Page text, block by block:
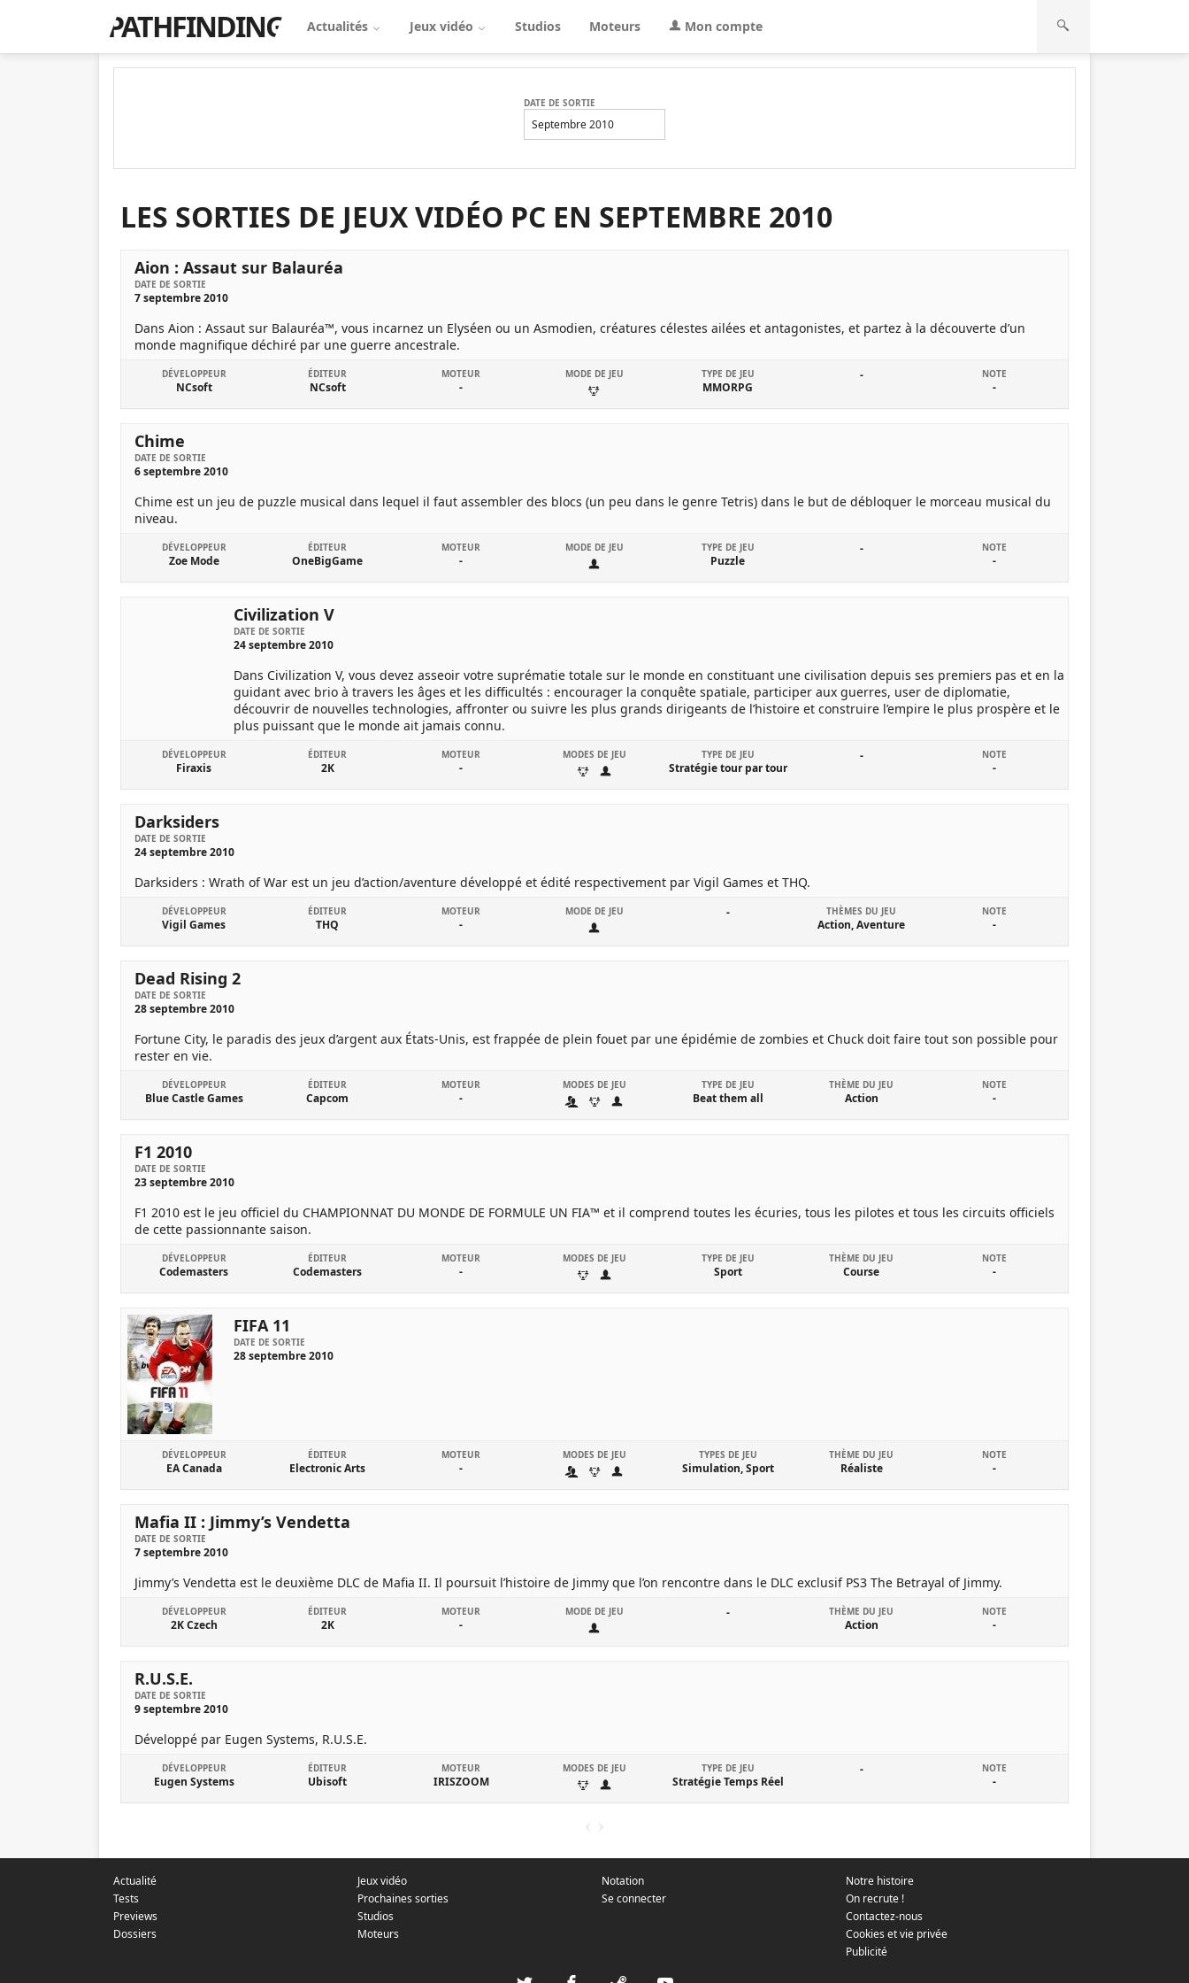
PATHFINDING Actualités Jeux vidéo Studios Moteurs Mon compte
DATE DE SORTIE
Septembre 2010
LES SORTIES DE JEUX VIDÉO PC EN SEPTEMBRE 2010
Aion : Assaut sur Balauréa
DATE DE SORTIE
7 septembre 2010
Dans Aion : Assaut sur Balauréa™, vous incarnez un Elyséen ou un Asmodien, créatures célestes ailées et antagonistes, et partez à la découverte d’un
monde magnifique déchiré par une guerre ancestrale.
DÉVELOPPEUR
NCsoft
ÉDITEUR
NCsoft
MOTEUR
-
MODE DE JEU TYPE DE JEU
MMORPG
- NOTE
-
Chime
DATE DE SORTIE
6 septembre 2010
Chime est un jeu de puzzle musical dans lequel il faut assembler des blocs (un peu dans le genre Tetris) dans le but de débloquer le morceau musical du
niveau.
DÉVELOPPEUR
Zoe Mode
ÉDITEUR
OneBigGame
MOTEUR
-
MODE DE JEU TYPE DE JEU
Puzzle
- NOTE
-
Civilization V
DATE DE SORTIE
24 septembre 2010
Dans Civilization V, vous devez asseoir votre suprématie totale sur le monde en constituant une civilisation depuis ses premiers pas et en la
guidant avec brio à travers les âges et les difficultés : encourager la conquête spatiale, participer aux guerres, user de diplomatie,
découvrir de nouvelles technologies, affronter ou suivre les plus grands dirigeants de l’histoire et construire l’empire le plus prospère et le
plus puissant que le monde ait jamais connu.
DÉVELOPPEUR
Firaxis
ÉDITEUR
2K
MOTEUR
-
MODES DE JEU TYPE DE JEU
Stratégie tour par tour
- NOTE
-
Darksiders
DATE DE SORTIE
24 septembre 2010
Darksiders : Wrath of War est un jeu d’action/aventure développé et édité respectivement par Vigil Games et THQ.
DÉVELOPPEUR
Vigil Games
ÉDITEUR
THQ
MOTEUR
-
MODE DE JEU - THÈMES DU JEU
Action, Aventure
NOTE
-
Dead Rising 2
DATE DE SORTIE
28 septembre 2010
Fortune City, le paradis des jeux d’argent aux États-Unis, est frappée de plein fouet par une épidémie de zombies et Chuck doit faire tout son possible pour
rester en vie.
DÉVELOPPEUR
Blue Castle Games
ÉDITEUR
Capcom
MOTEUR
-
MODES DE JEU TYPE DE JEU
Beat them all
THÈME DU JEU
Action
NOTE
-
F1 2010
DATE DE SORTIE
23 septembre 2010
F1 2010 est le jeu officiel du CHAMPIONNAT DU MONDE DE FORMULE UN FIA™ et il comprend toutes les écuries, tous les pilotes et tous les circuits officiels
de cette passionnante saison.
DÉVELOPPEUR
Codemasters
ÉDITEUR
Codemasters
MOTEUR
-
MODES DE JEU TYPE DE JEU
Sport
THÈME DU JEU
Course
NOTE
-
FIFA 11
DATE DE SORTIE
28 septembre 2010
DÉVELOPPEUR
EA Canada
ÉDITEUR
Electronic Arts
MOTEUR
-
MODES DE JEU TYPES DE JEU
Simulation, Sport
THÈME DU JEU
Réaliste
NOTE
-
Mafia II : Jimmy’s Vendetta
DATE DE SORTIE
7 septembre 2010
Jimmy’s Vendetta est le deuxième DLC de Mafia II. Il poursuit l’histoire de Jimmy que l’on rencontre dans le DLC exclusif PS3 The Betrayal of Jimmy.
DÉVELOPPEUR
2K Czech
ÉDITEUR
2K
MOTEUR
-
MODE DE JEU - THÈME DU JEU
Action
NOTE
-
R.U.S.E.
DATE DE SORTIE
9 septembre 2010
Développé par Eugen Systems, R.U.S.E.
DÉVELOPPEUR
Eugen Systems
ÉDITEUR
Ubisoft
MOTEUR
IRISZOOM
MODES DE JEU TYPE DE JEU
Stratégie Temps Réel
- NOTE
-
Actualité
Tests
Previews
Dossiers
Jeux vidéo
Prochaines sorties
Studios
Moteurs
Notation
Se connecter
Notre histoire
On recrute !
Contactez-nous
Cookies et vie privée
Publicité